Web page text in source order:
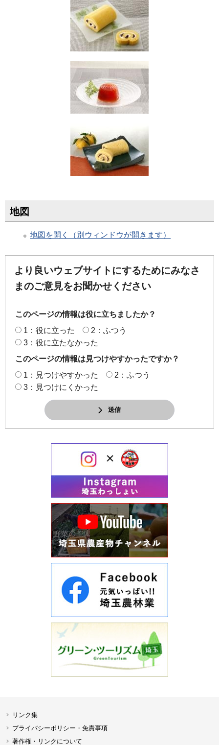
地図
地図を開く（別ウィンドウが開きます）
より良いウェブサイトにするためにみなさ
まのご意見をお聞かせください
このページの情報は役に立ちましたか？
1：役に立った
2：ふつう
3：役に立たなかった
このページの情報は見つけやすかったですか？
1：見つけやすかった
2：ふつう
3：見つけにくかった
送信
リンク集
プライバシーポリシー・免責事項
著作権・リンクについて